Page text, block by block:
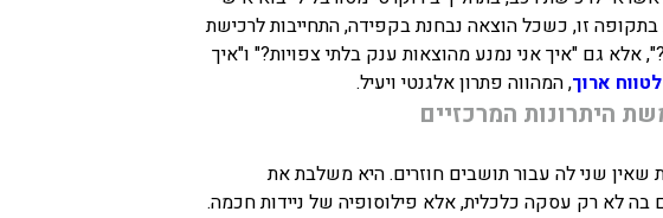
זו, כשכל הוצאה נבחנת בקפידה, התחייבות לרכישת
גם "איך אני נמנע מהוצאות ענק בלתי צפויות?" ו"איך
ארוך, המהווה פתרון אלגנטי ויעיל.
היתרונות המרכזיים
שאין שני לה עבור תושבים חוזרים. היא משלבת את
לא רק עסקה כלכלית, אלא פילוסופיה של ניידות חכמה.